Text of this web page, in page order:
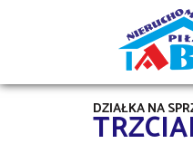
DZIAŁKA NA